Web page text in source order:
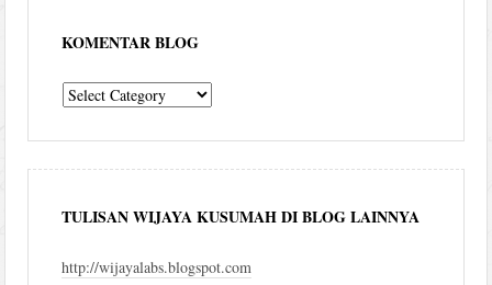
KOMENTAR BLOG
komentar
TULISAN WIJAYA KUSUMAH DI BLOG LAINNYA
http://wijayalabs.blogspot.com